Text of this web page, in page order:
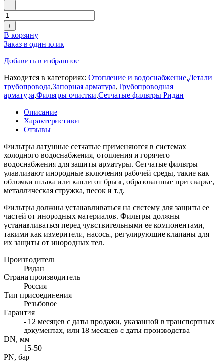
−
+
В корзину
Заказ в один клик
Добавить в избранное
Находится в категориях: Отопление и водоснабжение,Детали
трубопровода,Запорная арматура,Трубопроводная
арматура,Фильтры очистки,Сетчатые фильтры Ридан
Описание
Характеристики
Отзывы
Фильтры латунные сетчатые применяются в системах
холодного водоснабжения, отопления и горячего
водоснабжения для защиты арматуры. Сетчатые фильтры
улавливают инородные включения рабочей среды, такие как
обломки шлака или капли от брызг, образованные при сварке,
металлическая стружка, песок и т.д.
Фильтры должны устанавливаться на систему для защиты ее
частей от инородных материалов. Фильтры должны
устанавливаться перед чувствительными ее компонентами,
такими как измерители, насосы, регулирующие клапаны для
их защиты от инородных тел.
Производитель
Ридан
Страна производитель
Россия
Тип присоединения
Резьбовое
Гарантия
- 12 месяцев с даты продажи, указанной в транспортных
документах, или 18 месяцев с даты производства
DN, мм
15-50
PN, бар